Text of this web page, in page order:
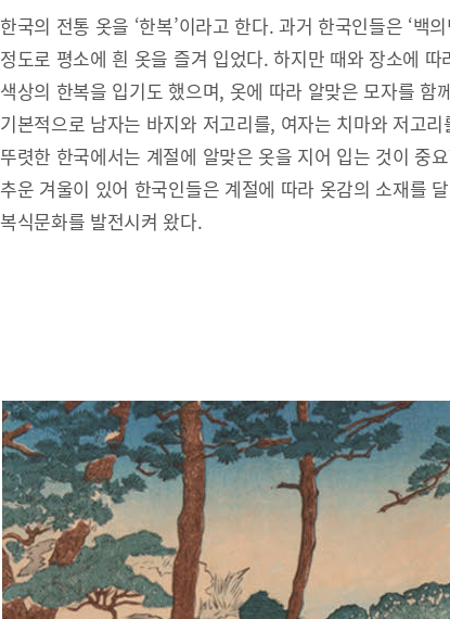
한국의 전통 옷을 ‘한복’이라고 한다. 과거 한국인들은 ‘백
정도로 평소에 흰 옷을 즐겨 입었다. 하지만 때와 장소에 따
색상의 한복을 입기도 했으며, 옷에 따라 알맞은 모자를 함
기본적으로 남자는 바지와 저고리를, 여자는 치마와 저고
뚜렷한 한국에서는 계절에 알맞은 옷을 지어 입는 것이 중
추운 겨울이 있어 한국인들은 계절에 따라 옷감의 소재를
복식문화를 발전시켜 왔다.